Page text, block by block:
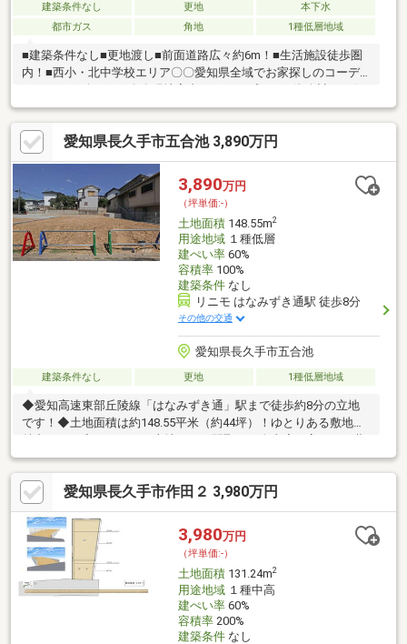
建築条件なし 更地
本下水
都市ガス
角地 1種低層地域
■建築条件なし■更地渡し■前面道路広々約6m！■生活施設徒歩圏
内！■西小・北中学校エリア〇〇愛知県全域でお家探しのコーデ
宅ローン相談リフォーム相談・お家プラン・お家内覧案内など当
社スタッフがご相談を承ります。些細なことでもお気軽にお問い
合わせ下さい。例えば…住所どこ？近隣に学校はある？駅やスー
パーは近く？他のお家も比較したい！ 住宅ローンはどこの銀行
が良いの？予算の計画は？ リフォームはいくらかかるの？お家
以外の費用はいくら？などお客様のご相談を解決させて頂きま
す！お気軽にご相談承っております♪
愛知県長久手市五合池 3,890万円
3,890万円
（坪単価:-）
土地面積148.55m2
用途地域１種低層
建ぺい率60%
容積率100%
建築条件なし
リニモ はなみずき通駅 徒歩8分
その他の交通
愛知県長久手市五合池
建築条件なし 更地 1種低層地域
◆愛知高速東部丘陵線「はなみずき通」駅まで徒歩約8分の立地
です！◆土地面積は約148.55平米（約44坪）！ゆとりある敷地が
も広がりますね！◆建築条件なしの土地で、お好きなハウスメー
カー・工務店をお選びいただけます！◆ご家族のライフスタイル
にあったお住まいをぜひご建築ください！◆周辺は住環境に配慮
された第一種低層住居専用地域の閑静な住宅地となっておりま
す！◆「西小学校」まで徒歩約7分！低学年のお子様も無理なく
通学できます◆「Felna 段の上店」まで徒歩約8分、毎日のお買い
物に便利な立地です！
愛知県長久手市作田２ 3,980万円
3,980万円
（坪単価:-）
土地面積131.24m2
用途地域１種中高
建ぺい率60%
容積率200%
建築条件なし